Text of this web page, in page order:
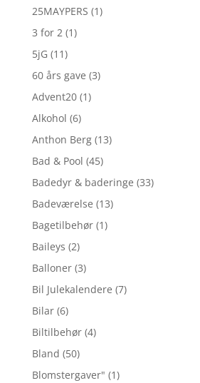
25MAYPERS (1)
3 for 2 (1)
5jG (11)
60 års gave (3)
Advent20 (1)
Alkohol (6)
Anthon Berg (13)
Bad & Pool (45)
Badedyr & baderinge (33)
Badeværelse (13)
Bagetilbehør (1)
Baileys (2)
Balloner (3)
Bil Julekalendere (7)
Bilar (6)
Biltilbehør (4)
Bland (50)
Blomstergaver" (1)